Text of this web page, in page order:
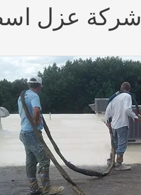
شركة عزل